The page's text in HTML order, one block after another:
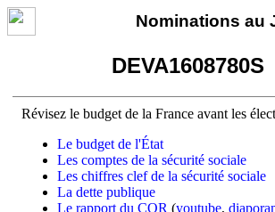
Nominations au
DEVA1608780S
Révisez le budget de la France avant les
Le budget de l'État
Les comptes de la sécurité sociale
Les chiffres clef de la sécurité sociale
La dette publique
Le rapport du COR (youtube,